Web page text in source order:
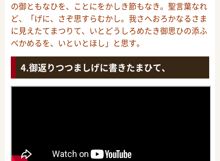
の御ともなひを、ことにをかしき節もなき。聖言葉なれ
ど、「げに、さぞ思すらむかし。我さへおろかなるさま
に見えたてまつりて、いとどうしろめたき御思ひの添ふ
べかめるを、いといとほし」と思す。
御返りつつましげに書きたまひて、